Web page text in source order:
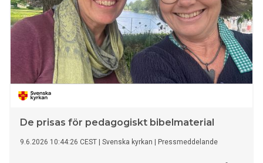
De prisas för pedagogiskt bibelmaterial
9.6.2026 10:44:26 CEST Svenska kyrkan Pressmeddelande